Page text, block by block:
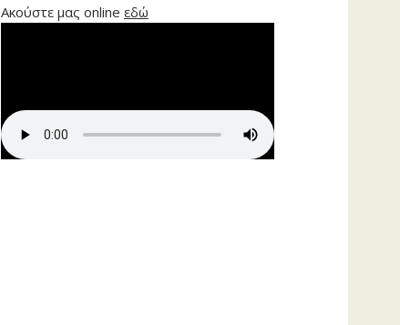
Ακούστε μας online εδώ